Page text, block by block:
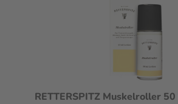
RETTERSPITZ Muskelroller